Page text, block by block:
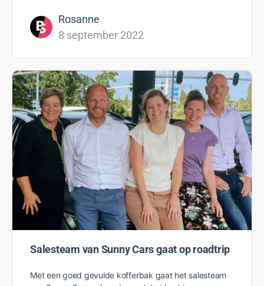
Rosanne
8 september 2022
Salesteam van Sunny Cars gaat op roadtrip
Met een goed gevulde kofferbak gaat het salesteam